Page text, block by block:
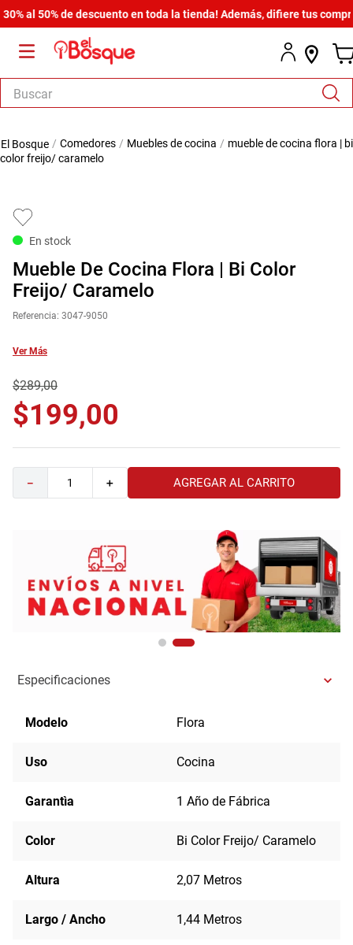
al 50% de descuento en toda la tienda! Además, difiere tus compras
Buscar
comedores muebles de cocina
mueble de cocina flora | bi
color freijo/ caramelo
En stock
Mueble De Cocina Flora | Bi Color
Freijo/ Caramelo
Referencia: 3047-9050
Ver Más
$289,00
$199,00
＋
－ AGREGAR AL CARRITO
Especificaciones
Modelo Flora
Uso Cocina
Garantìa 1 Año de Fábrica
Color Bi Color Freijo/ Caramelo
Altura 2,07 Metros
Largo / Ancho 1,44 Metros
1.
salas
.
zapatera
6.
cama
7.
comoda
10
camas